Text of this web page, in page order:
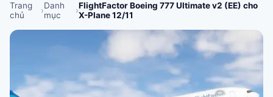
Trang
chủ
›Danh
mục
›FlightFactor Boeing 777 Ultimate v2 (EE) cho
X-Plane 12/11